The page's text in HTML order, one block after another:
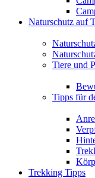
Naturschutz auf
Tiere und
Tipps für
Trekking Tipps